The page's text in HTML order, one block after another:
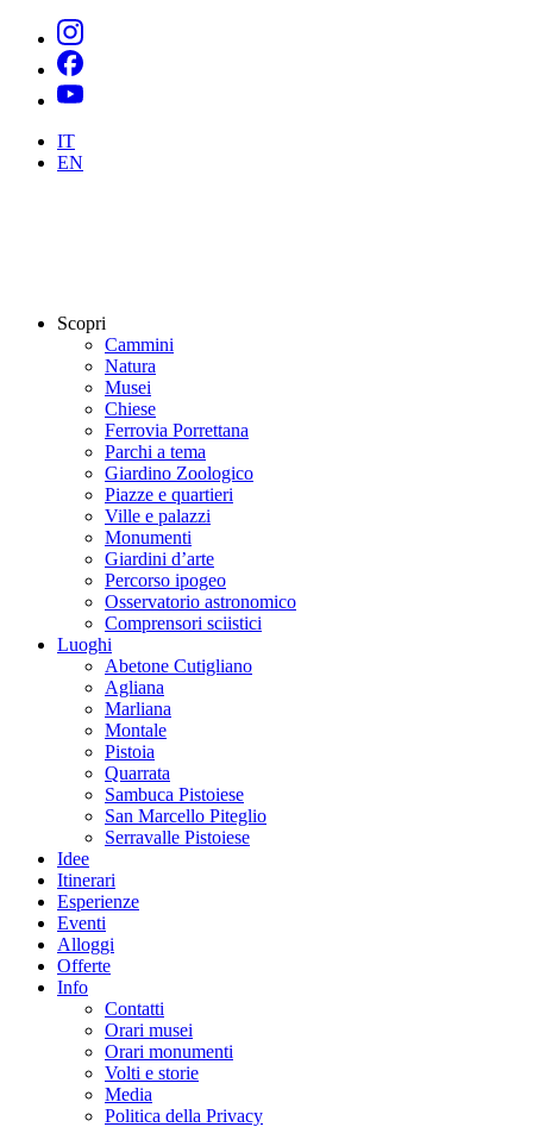
IT
EN
Scopri
Cammini
Natura
Musei
Chiese
Ferrovia Porrettana
Parchi a tema
Giardino Zoologico
Piazze e quartieri
Ville e palazzi
Monumenti
Giardini d’arte
Percorso ipogeo
Osservatorio astronomico
Comprensori sciistici
Luoghi
Abetone Cutigliano
Agliana
Marliana
Montale
Pistoia
Quarrata
Sambuca Pistoiese
San Marcello Piteglio
Serravalle Pistoiese
Idee
Itinerari
Esperienze
Eventi
Alloggi
Offerte
Info
Contatti
Orari musei
Orari monumenti
Volti e storie
Media
Politica della Privacy